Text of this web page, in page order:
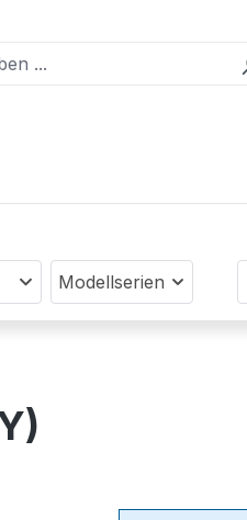
Modellserien